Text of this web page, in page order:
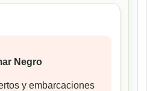
Negro
y embarcaciones